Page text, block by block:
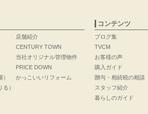
）
店舗紹介
CENTURY TOWN
当社オリジナル管理物件
PRICE DOWN
かっこいいリフォーム
コンテンツ
ブログ集
TVCM
お客様の声
購入ガイド
贈与・相続税の相談
スタッフ紹介
暮らしのガイド